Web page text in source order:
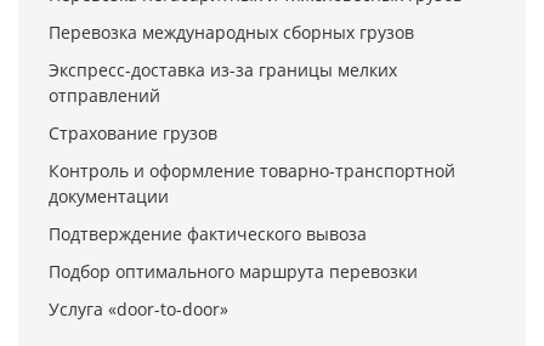
Перевозка международных сборных грузов
Экспресс-доставка из-за границы мелких
отправлений
Страхование грузов
Контроль и оформление товарно-транспортной
документации
Подтверждение фактического вывоза
Подбор оптимального маршрута перевозки
Услуга «door-to-door»